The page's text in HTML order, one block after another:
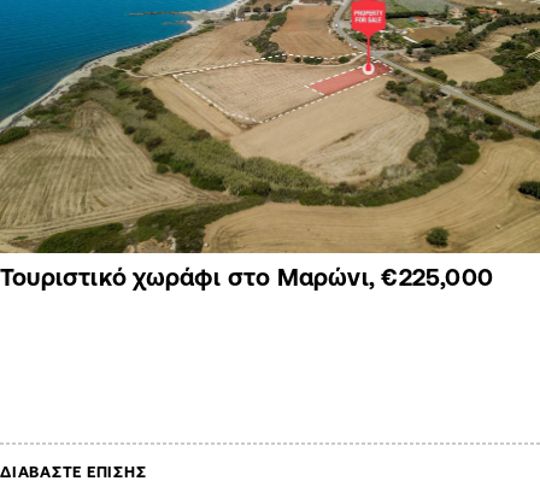
Τουριστικό χωράφι στο Μαρώνι, €225,000
ΔΙΑΒΑΣΤΕ ΕΠΙΣΗΣ